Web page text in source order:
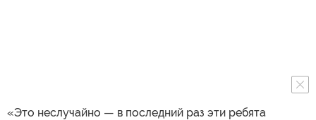
«Это неслучайно — в последний раз эти ребята